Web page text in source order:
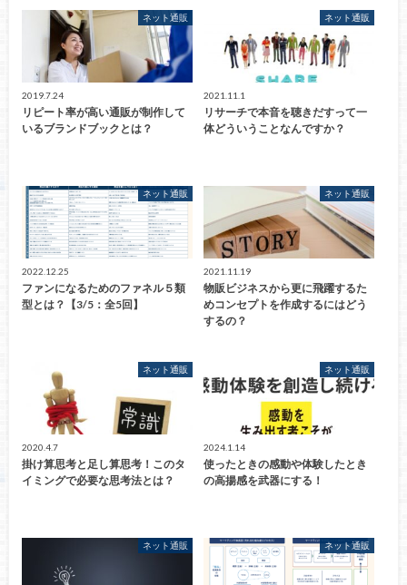
ネット通販
2019.7.24
リピート率が高い通販が制作して
いるブランドブックとは？
ネット通販
2021.11.1
リサーチで本音を聴きだすって一
体どういうことなんですか？
ネット通販
2022.12.25
ファンになるためのファネル５類
型とは？【3/5：全5回】
ネット通販
2021.11.19
物販ビジネスから更に飛躍するた
めコンセプトを作成するにはどう
するの？
ネット通販
2020.4.7
掛け算思考と足し算思考！このタ
イミングで必要な思考法とは？
ネット通販
2024.1.14
使ったときの感動や体験したとき
の高揚感を武器にする！
ネット通販 ネット通販